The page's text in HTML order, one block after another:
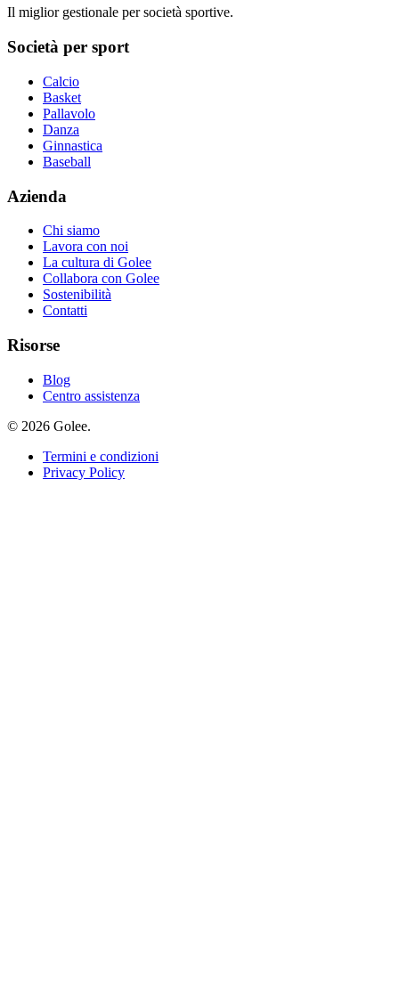
Il miglior gestionale per società sportive.
Società per sport
Calcio
Basket
Pallavolo
Danza
Ginnastica
Baseball
Azienda
Chi siamo
Lavora con noi
La cultura di Golee
Collabora con Golee
Sostenibilità
Contatti
Risorse
Blog
Centro assistenza
© 2026 Golee.
Termini e condizioni
Privacy Policy